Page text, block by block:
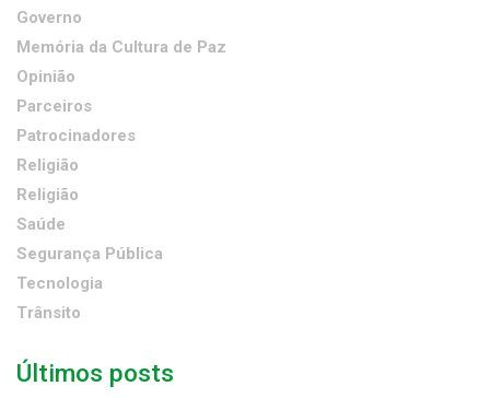
Governo
Memória da Cultura de Paz
Opinião
Parceiros
Patrocinadores
Religião
Religião
Saúde
Segurança Pública
Tecnologia
Trânsito
Últimos posts